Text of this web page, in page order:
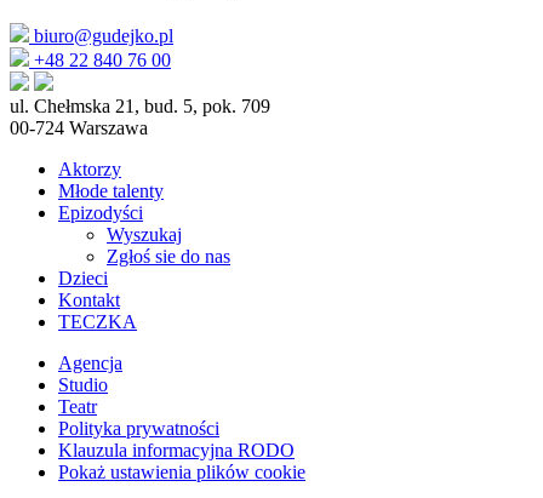
biuro@gudejko.pl
+48 22 840 76 00
ul. Chełmska 21, bud. 5, pok. 709
00-724 Warszawa
Aktorzy
Młode talenty
Epizodyści
Wyszukaj
Zgłoś sie do nas
Dzieci
Kontakt
TECZKA
Agencja
Studio
Teatr
Polityka prywatności
Klauzula informacyjna RODO
Pokaż ustawienia plików cookie